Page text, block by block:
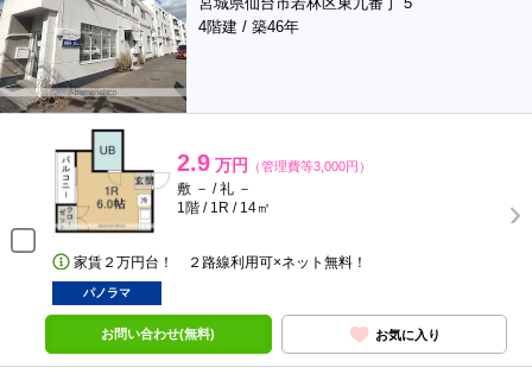
4階建 / 築46年
2.9 万円 （管理費等3,000円）
敷 － / 礼 －
1階 / 1R / 14㎡
家賃２万円台！ ２路線利用可×ネット無料！
パノラマ
お問い合わせ(無料) お気に入り